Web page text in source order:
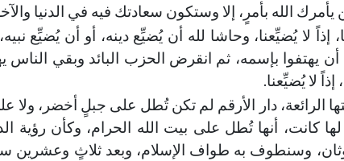
الله بأمرٍ، إلا وستكون سعادتك فيه في الدنيا
لا يُضيِّعنا، وحاشا لله أن يُضيِّع دينه، أو أن يُضيِّع
يهتفوا بإسمه، ثم انقرض الحزب البائد وبقي الناس
لا يُضيِّعنا.
الرائعة، دار الأرقم لم تكن تُطل على جبلٍ أخضر، ولا
كانت، أنها تُطل على بيت الله الحرام، وكأن رؤية
وسنطوف به طواف الإسلام، وبعد ثلاثٍ وعشرين